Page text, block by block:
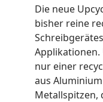
Die neue
bisher reine
nur einer
aus
Metallspitzen,